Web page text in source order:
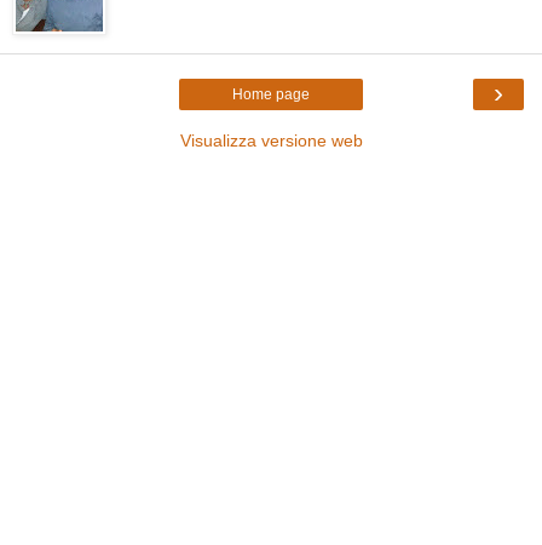
›
Home page
Visualizza versione web